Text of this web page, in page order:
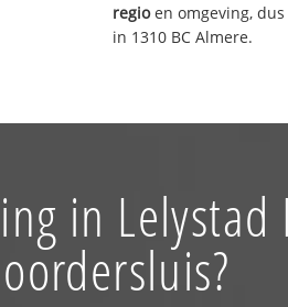
regioen omgeving,
in 1310 BC Almere.
in